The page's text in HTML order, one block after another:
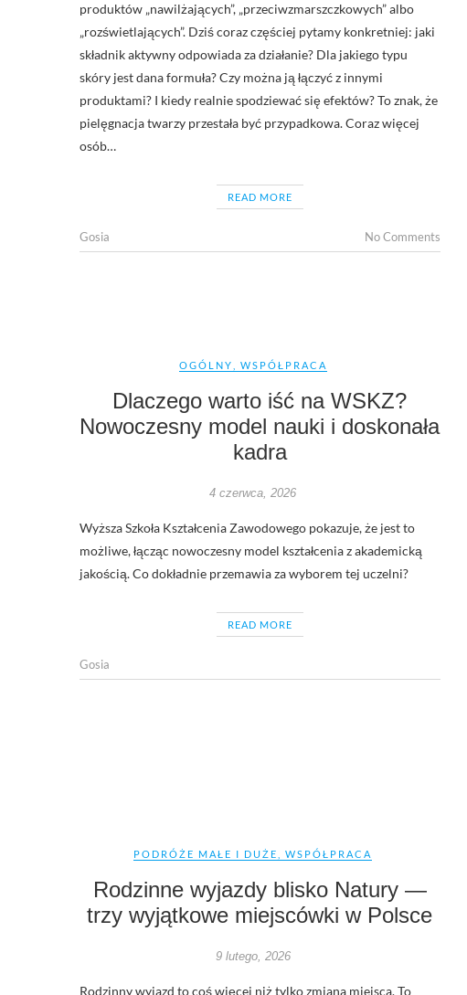
produktów „nawilżających”, „przeciwzmarszczkowych” albo
„rozświetlających”. Dziś coraz częściej pytamy konkretniej: jaki
składnik aktywny odpowiada za działanie? Dla jakiego typu
skóry jest dana formuła? Czy można ją łączyć z innymi
produktami? I kiedy realnie spodziewać się efektów? To znak, że
pielęgnacja twarzy przestała być przypadkowa. Coraz więcej
osób…
READ MORE
Gosia No Comments
OGÓLNY WSPÓŁPRACA
Dlaczego warto iść na WSKZ?
Nowoczesny model nauki i doskonała
kadra
4 czerwca, 2026
Wyższa Szkoła Kształcenia Zawodowego pokazuje, że jest to
możliwe, łącząc nowoczesny model kształcenia z akademicką
jakością. Co dokładnie przemawia za wyborem tej uczelni?
READ MORE
Gosia
PODRÓŻE MAŁE I DUŻE ,WSPÓŁPRACA
Rodzinne wyjazdy blisko Natury —
trzy wyjątkowe miejscówki w Polsce
9 lutego, 2026
Rodzinny wyjazd to coś więcej niż tylko zmiana miejsca. To